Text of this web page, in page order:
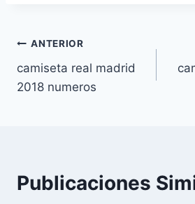
Navegación
de
ANTERIOR
camiseta real madrid
2018 numeros
Publicaciones